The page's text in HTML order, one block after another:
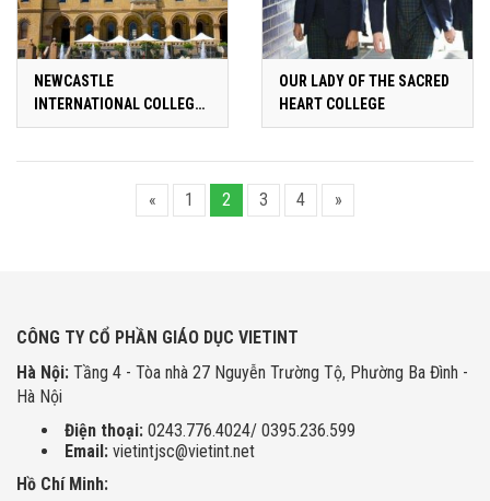
NEWCASTLE
INTERNATIONAL COLLEGE
(NIC)
OUR LADY OF THE SACRED
HEART COLLEGE
« 1 2 3 4 »
CÔNG TY CỔ PHẦN GIÁO DỤC VIETINT
Hà Nội: Tầng 4 - Tòa nhà 27 Nguyễn Trường Tộ, Phường Ba Đình -
Hà Nội
Điện thoại: 0243.776.4024/ 0395.236.599
Email: vietintjsc@vietint.net
Hồ Chí Minh: